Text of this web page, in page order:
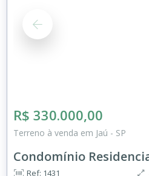
R$ 330.000,00
Terreno à venda em Jaú - SP
Condomínio
Ref: 1431